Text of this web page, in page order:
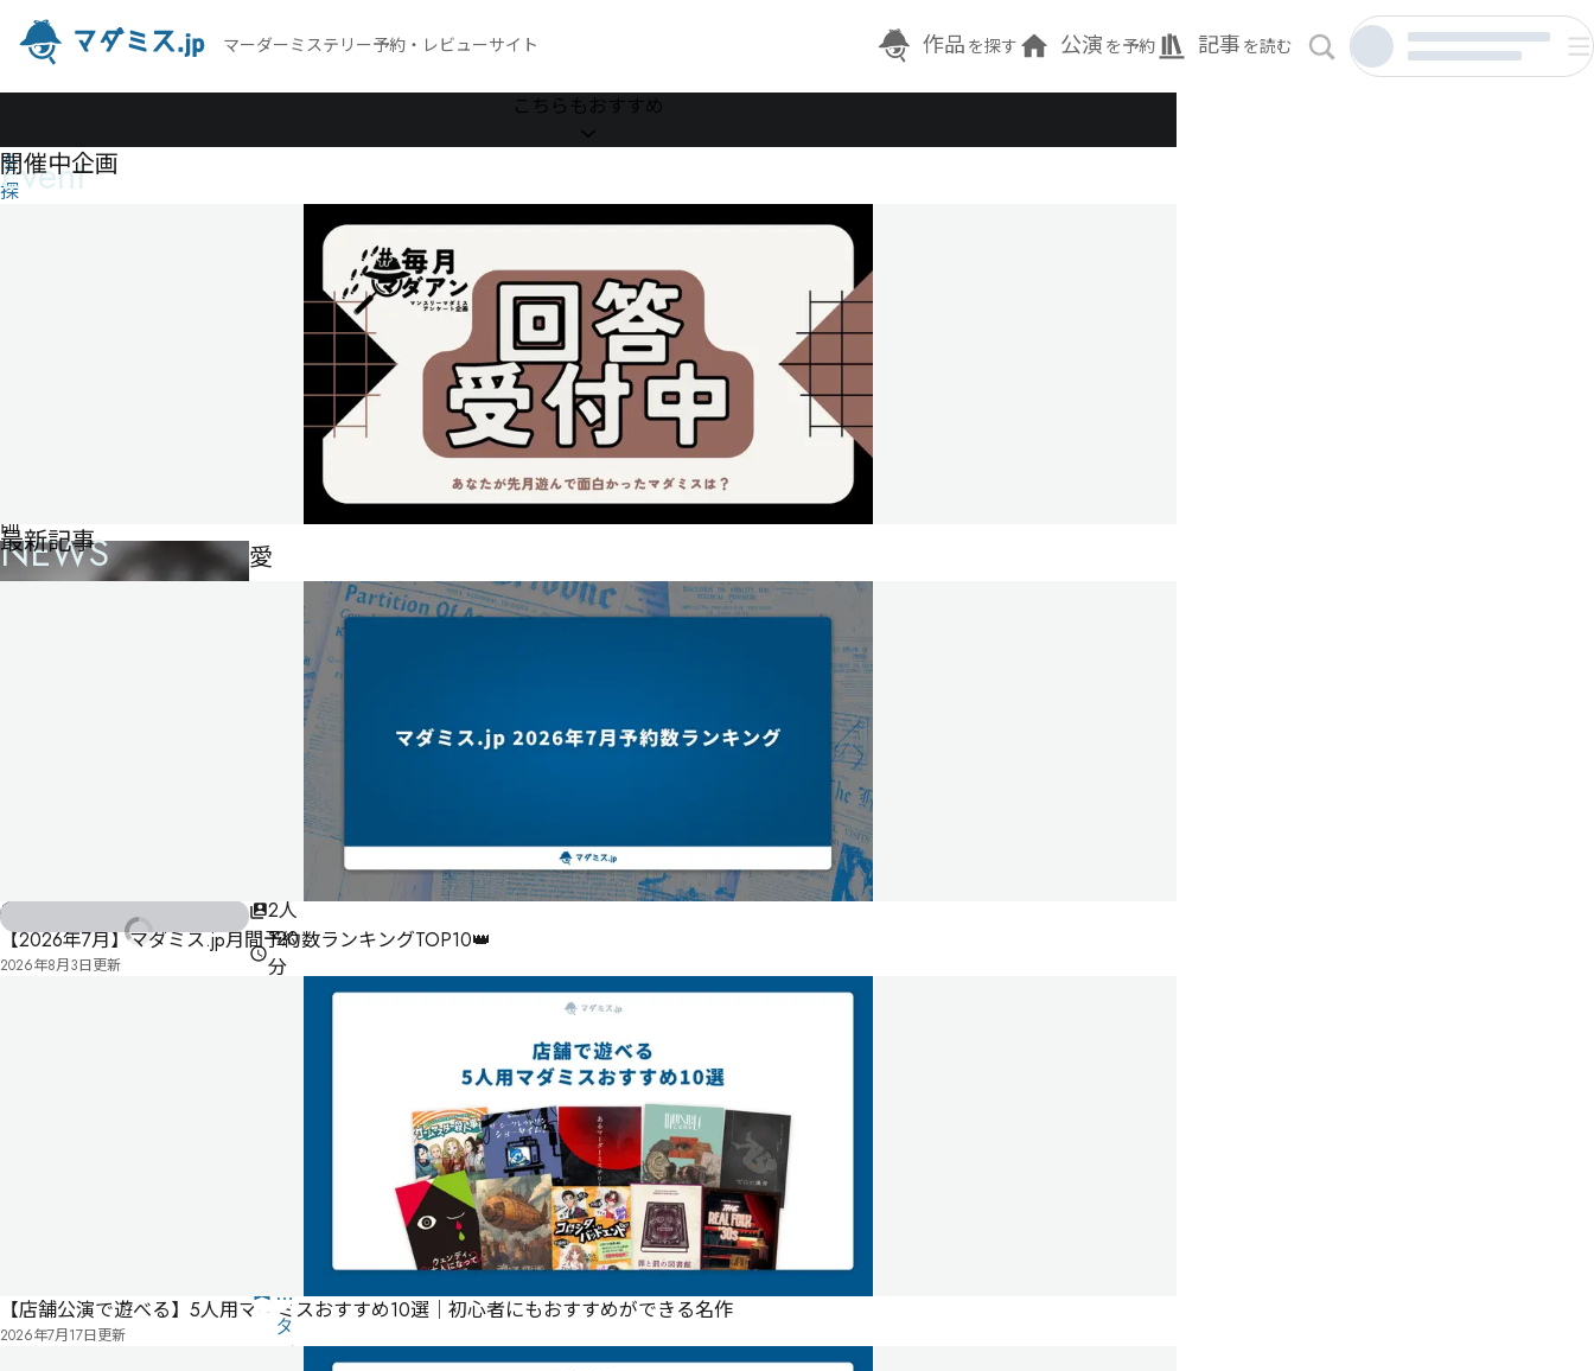
マーダーミステリー予約・レビューサイト 作品 を探す 公演 を予約 記事 を読む
を
探
師
愛
2人
120
分
ペ
ー
気
に
な
タ
こちらもおすすめ
Event
開催中企画
NEWS
最新記事
特集記事
【2026年7月】マダミス.jp月間予約数ランキングTOP10👑
2026年8月3日更新
【店舗公演で遊べる】5人用マダミスおすすめ10選｜初心者にもおすすめができる名作
2026年7月17日更新